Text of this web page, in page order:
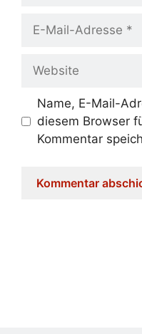
Website
Name, E-Mail-
diesem Browser
Kommentar